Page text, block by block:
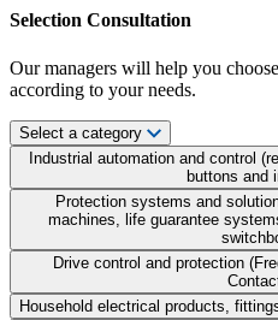
Selection Consultation
Our managers will help you
according to your needs.
Select a category
Industrial automation and control
buttons and
Protection systems and
machines, life guarantee
Drive control and protection
Household electrical products,